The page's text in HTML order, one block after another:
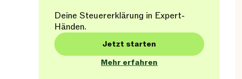
Deine Steuererklärung in Expert-
Händen.
Jetzt starten
Mehr erfahren